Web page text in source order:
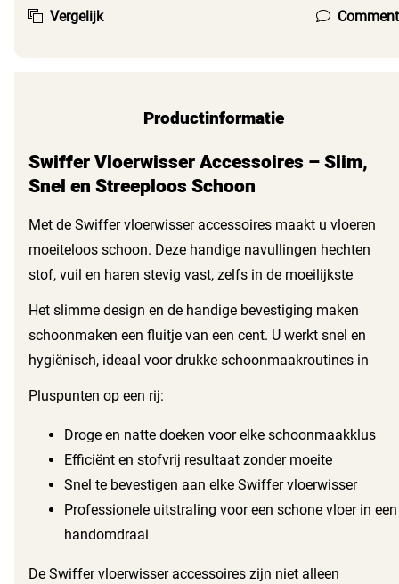
Vergelijk Comment
Productinformatie
Swiffer Vloerwisser Accessoires – Slim,
Snel en Streeploos Schoon
Met de Swiffer vloerwisser accessoires maakt u vloeren
moeiteloos schoon. Deze handige navullingen hechten
stof, vuil en haren stevig vast, zelfs in de moeilijkste
Het slimme design en de handige bevestiging maken
schoonmaken een fluitje van een cent. U werkt snel en
hygiënisch, ideaal voor drukke schoonmaakroutines in
Pluspunten op een rij:
Droge en natte doeken voor elke schoonmaakklus
Efficiënt en stofvrij resultaat zonder moeite
Snel te bevestigen aan elke Swiffer vloerwisser
Professionele uitstraling voor een schone vloer in een
handomdraai
De Swiffer vloerwisser accessoires zijn niet alleen